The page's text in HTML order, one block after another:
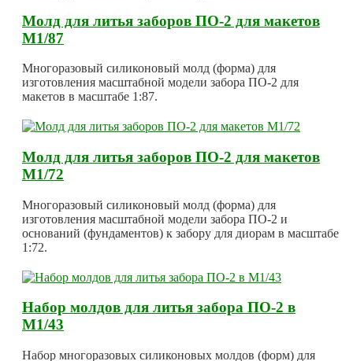
Молд для литья заборов ПО-2 для макетов
М1/87
Многоразовый силиконовый молд (форма) для
изготовления масштабной модели забора ПО-2 для
макетов в масштабе 1:87.
Молд для литья заборов ПО-2 для макетов
М1/72
Многоразовый силиконовый молд (форма) для
изготовления масштабной модели забора ПО-2 и
оснований (фундаментов) к забору для диорам в масштабе
1:72.
Набор молдов для литья забора ПО-2 в
М1/43
Набор многоразовых силиконовых молдов (форм) для